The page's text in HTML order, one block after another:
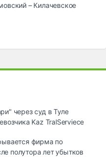
– Килачевское
через суд в Туле
Kaz TralServiece
фирма по
полутора лет убытков